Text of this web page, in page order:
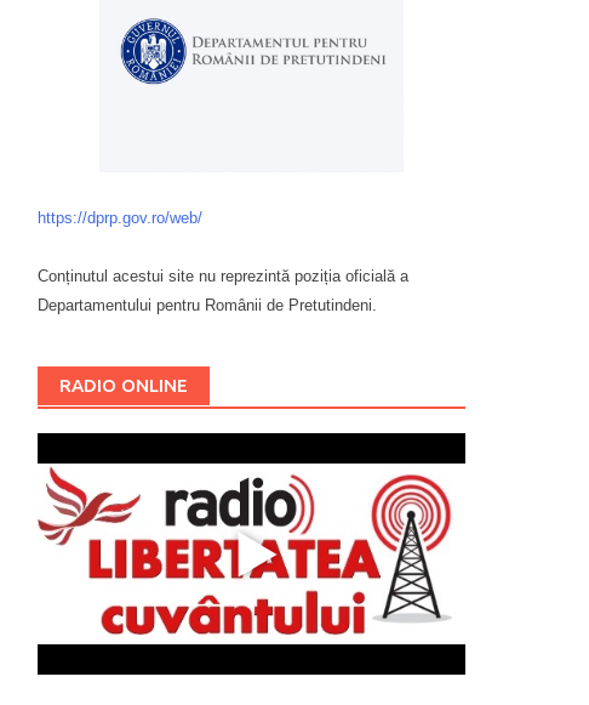
https://dprp.gov.ro/web/
Conținutul acestui site nu reprezintă poziția oficială a
Departamentului pentru Românii de Pretutindeni.
RADIO ONLINE